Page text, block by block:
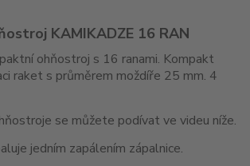
KAMIKADZE 16 RAN
ohňostroj s 16 ranami. Kompakt
raket s průměrem moždíře 25 mm. 4
se můžete podívat ve videu níže.
jedním zapálením zápalnice.